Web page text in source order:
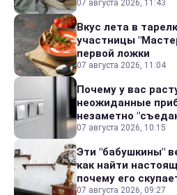
07 августа 2026, 11:43
Вкус лета в
участницы
первой ложки
07 августа 2026, 11:04
Почему у вас
неожиданные
незаметно
07 августа 2026, 10:15
Эти "бабушкины"
как найти
почему его
07 августа 2026, 09:27